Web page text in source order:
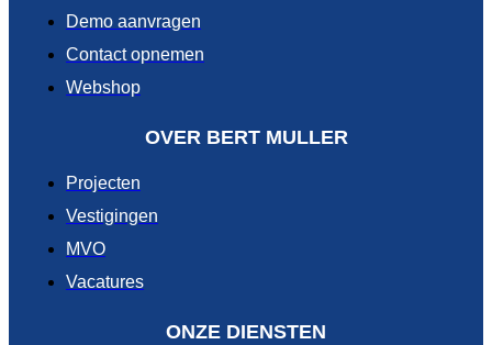
Demo aanvragen
Contact opnemen
Webshop
OVER BERT MULLER
Projecten
Vestigingen
MVO
Vacatures
ONZE DIENSTEN